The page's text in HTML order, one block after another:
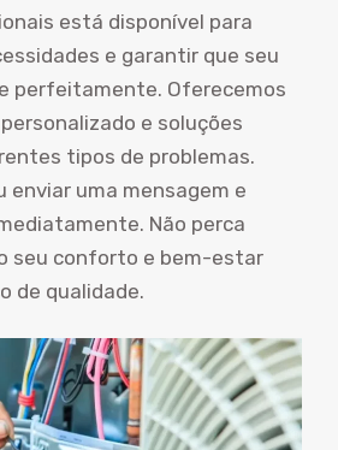
está disponível para
e garantir que seu
perfeitamente. Oferecemos
e soluções
tipos de problemas.
enviar uma mensagem e
Não perca
seu conforto e bem-estar
de qualidade.